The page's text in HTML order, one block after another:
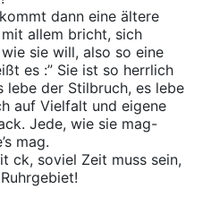
dann eine ältere
allem bricht, sich
sie will, also so eine
es :” Sie ist so herrlich
lebe der Stilbruch, es lebe
auf Vielfalt und eigene
Jede, wie sie mag-
mag.
ck, soviel Zeit muss sein,